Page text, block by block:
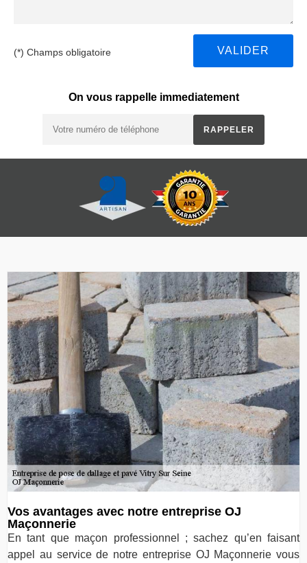
(*) Champs obligatoire
On vous rappelle immediatement
Vos avantages avec notre entreprise OJ
Maçonnerie
En tant que maçon professionnel ; sachez qu’en faisant
appel au service de notre entreprise OJ Maçonnerie vous